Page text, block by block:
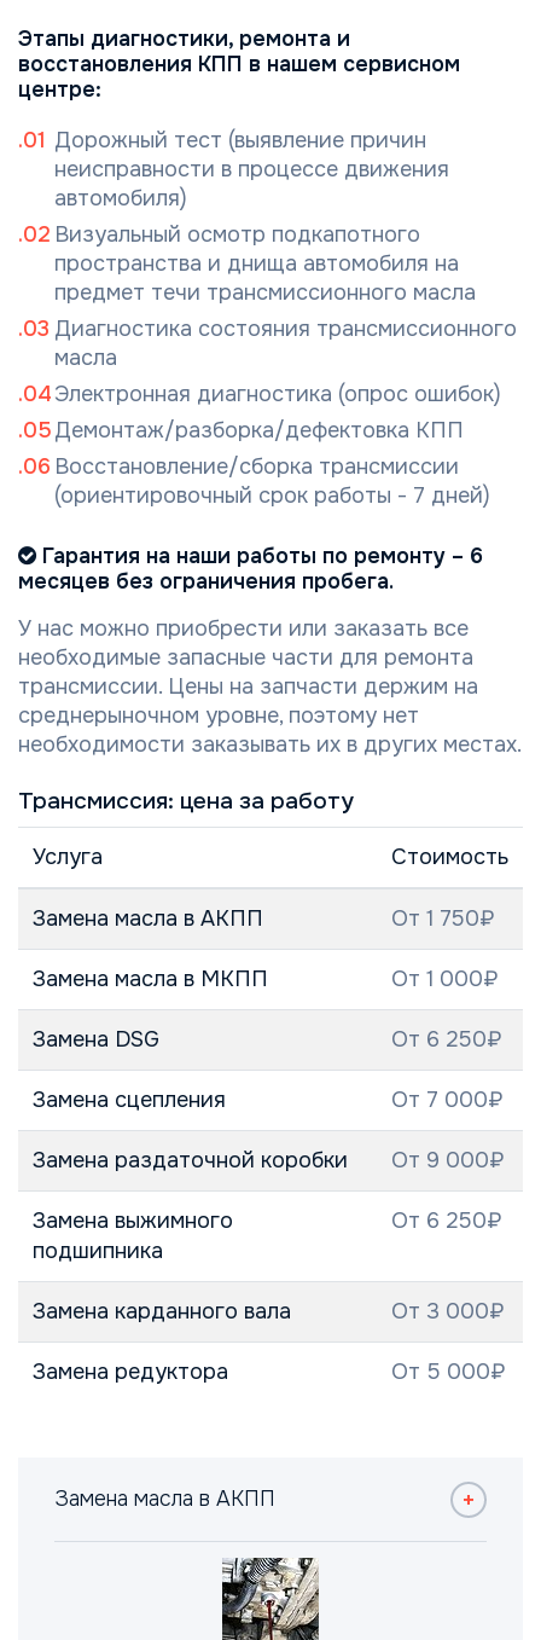
Этапы диагностики, ремонта и
восстановления КПП в нашем сервисном
центре:
Дорожный тест (выявление причин
неисправности в процессе движения
автомобиля)
Визуальный осмотр подкапотного
пространства и днища автомобиля на
предмет течи трансмиссионного масла
Диагностика состояния трансмиссионного
масла
Электронная диагностика (опрос ошибок)
Демонтаж/разборка/дефектовка КПП
Восстановление/сборка трансмиссии
(ориентировочный срок работы - 7 дней)
Гарантия на наши работы по ремонту – 6
месяцев без ограничения пробега.
У нас можно приобрести или заказать все
необходимые запасные части для ремонта
трансмиссии. Цены на запчасти держим на
среднерыночном уровне, поэтому нет
необходимости заказывать их в других местах.
Трансмиссия: цена за работу
Услуга Стоимость
Замена масла в АКПП От 1 750₽
Замена масла в МКПП От 1 000₽
Замена DSG От 6 250₽
Замена сцепления От 7 000₽
Замена раздаточной коробки От 9 000₽
Замена выжимного
подшипника
От 6 250₽
Замена карданного вала От 3 000₽
Замена редуктора От 5 000₽
Замена масла в АКПП